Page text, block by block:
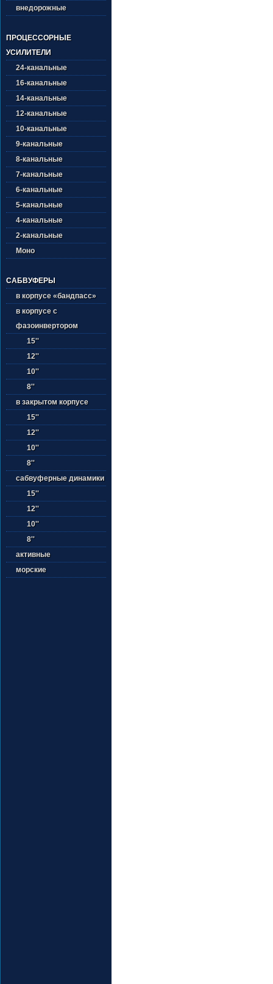
внедорожные
ПРОЦЕССОРНЫЕ
УСИЛИТЕЛИ
24-канальные
16-канальные
14-канальные
12-канальные
10-канальные
9-канальные
8-канальные
7-канальные
6-канальные
5-канальные
4-канальные
2-канальные
Моно
САБВУФЕРЫ
в корпусе «бандпасс»
в корпусе с
фазоинвертором
15''
12''
10''
8''
в закрытом корпусе
15''
12''
10''
8''
сабвуферные динамики
15''
12''
10''
8''
активные
морские